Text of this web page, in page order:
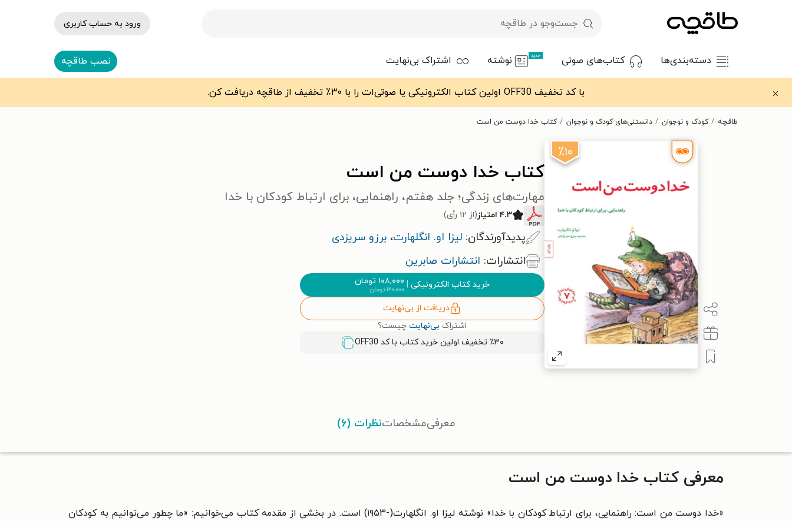
ورود به حساب کاربری
دسته‌بندی‌ها کتاب‌های صوتی جدید نوشته اشتراک بی‌نهایت نصب طاقچه
با کد تخفیف OFF30 اولین کتاب الکترونیکی یا صوتی‌ات را با ۳۰٪ تخفیف از طاقچه دریافت کن.
طاقچه کودک و نوجوان دانستنی‌های کودک و نوجوان کتاب خدا دوست من است
٪۱۰
کتاب خدا دوست من است
مهارت‌های زندگی؛ جلد هفتم، راهنمایی، برای ارتباط کودکان با خدا
۴.۳ امتیاز (از ۱۲ رأی)
پدیدآورندگان: لیزا او. انگلهارت، برزو سریزدی
انتشارات: انتشارات صابرین
خرید کتاب الکترونیکی ۱۰۸,۰۰۰ تومان
۱۲۰,۰۰۰تومان
دریافت از بی‌نهایت
اشتراک بی‌نهایت چیست؟
٪۳۰ تخفیف اولین خرید کتاب با کد
OFF30
معرفیمشخصاتنظرات (۶)
معرفی کتاب خدا دوست من است
«خدا دوست من است: راهنمایی، برای ارتباط کودکان با خدا» نوشته لیزا او. انگلهارت(-۱۹۵۳) است. در بخشی از مقدمه کتاب می‌خوانیم: «ما چطور می‌توانیم به کودکان